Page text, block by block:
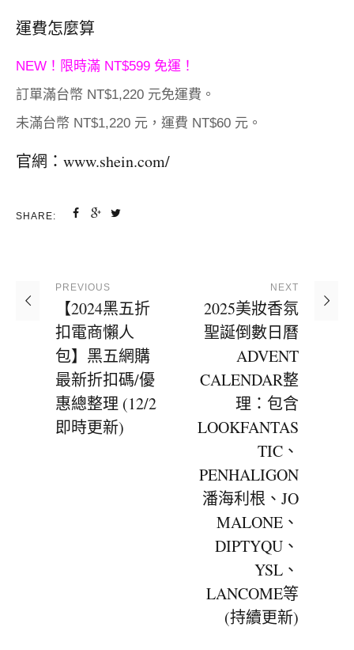
運費怎麼算
NEW！限時滿 NT$599 免運！
訂單滿台幣 NT$1,220 元免運費。
未滿台幣 NT$1,220 元，運費 NT$60 元。
官網： www.shein.com/
SHARE:
PREVIOUS
【2024黑五折
扣電商懶人
包】黑五網購
最新折扣碼/優
惠總整理 (12/2
即時更新)
NEXT
2025美妝香氛
聖誕倒數日曆
ADVENT
CALENDAR整
理：包含
LOOKFANTAS
TIC、
PENHALIGON
潘海利根、JO
MALONE、
DIPTYQU、
YSL、
LANCOME等
(持續更新)